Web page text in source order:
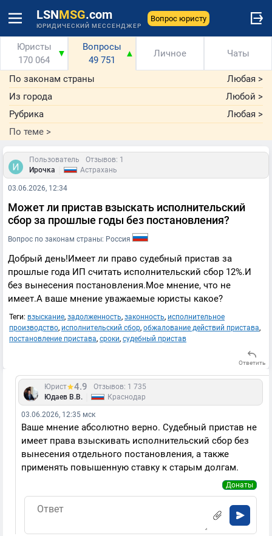
LSNMSG.com
ЮРИДИЧЕСКИЙ МЕССЕНДЖЕР
Вопрос юристу
Юристы
170 064
▼
Вопросы
49 751
▲ Личное Чаты
По законам страны Любая >
Из города
Любой >
Рубрика
Любая >
По теме >
Пользователь
Отзывов: 1
Ирочка
Астрахань
03.06.2026, 12:34
Может ли пристав взыскать исполнительский
сбор за прошлые годы без постановления?
Вопрос по законам страны: Россия
Добрый день!Имеет ли право судебный пристав за
прошлые года ИП считать исполнительский сбор 12%.И
без вынесения постановления.Мое мнение, что не
имеет.А ваше мнение уважаемые юристы какое?
Теги: взыскание, задолженность, законность, исполнительное
производство, исполнительский сбор, обжалование действий пристава,
постановление пристава, сроки, судебный пристав
Ответить
Юрист 4.9
Отзывов: 1 735
Юдаев В.В.
Краснодар
03.06.2026, 12:35 мск
Ваше мнение абсолютно верно. Судебный пристав не
имеет права взыскивать исполнительский сбор без
вынесения отдельного постановления, а также
применять повышенную ставку к старым долгам.
Донаты